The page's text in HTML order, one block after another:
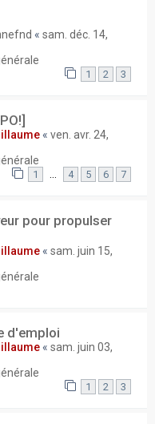
« sam. déc. 14,
1 2 3
« ven. avr. 24,
1 … 4 5 6 7
pour propulser
« sam. juin 15,
d'emploi
« sam. juin 03,
1 2 3